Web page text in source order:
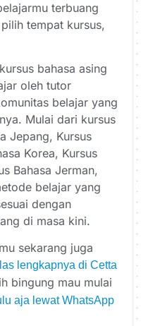
terbuang
tempat kursus,
bahasa asing
oleh tutor
belajar yang
Mulai dari kursus
Jepang, Kursus
Korea, Kursus
Bahasa Jerman,
belajar yang
dengan
di masa kini.
sekarang juga
lengkapnya di Cetta
bingung mau mulai
aja lewat WhatsApp